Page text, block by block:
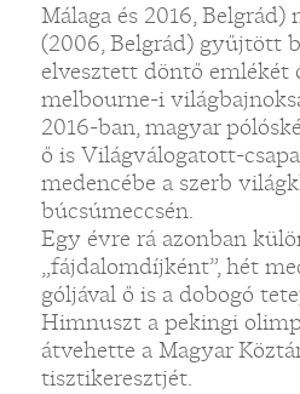
Málaga és 2016,
(2006, Belgrád) gyűjtött
elvesztett döntő emlékét
melbourne-i
2016-ban, magyar
ő is Világválogatott-
medencébe a szerb
búcsúmeccsén.
Egy évre rá azonban
„fájdalomdíjként”, hét
góljával ő is a dobogó
Himnuszt a pekingi
átvehette a Magyar
tisztikeresztjét.